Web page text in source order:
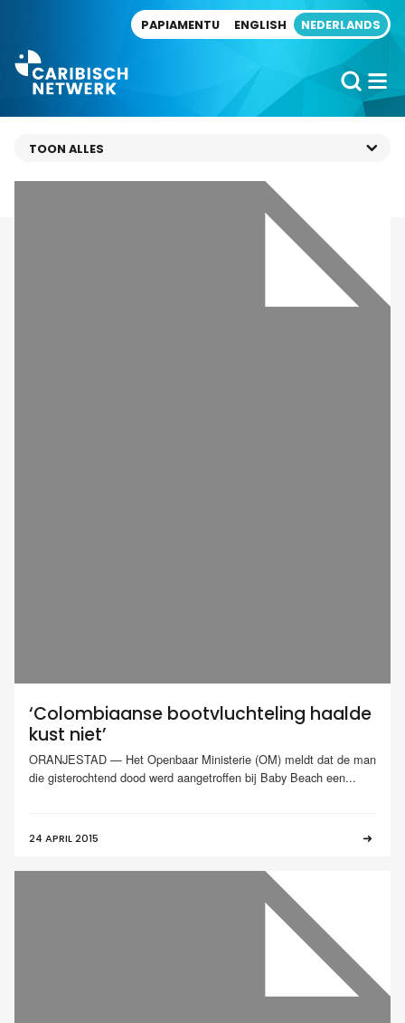
PAPIAMENTU ENGLISH NEDERLANDS
‘Colombiaanse bootvluchteling haalde
kust niet’
ORANJESTAD — Het Openbaar Ministerie (OM) meldt dat de man
die gisterochtend dood werd aangetroffen bij Baby Beach een...
24 APRIL 2015